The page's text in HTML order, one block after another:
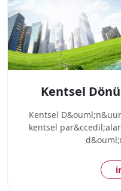
Kentsel
Kentsel
kentsel